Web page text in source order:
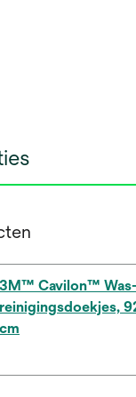
3M™ Cavilon™
reinigingsdoekjes,
cm